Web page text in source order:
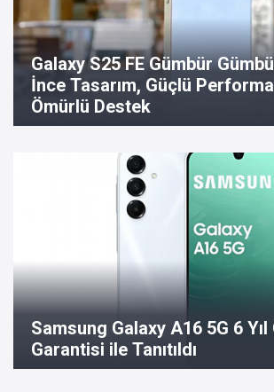
Galaxy S25 FE Gümbür
İnce Tasarım, Güçlü
Ömürlü Destek
Samsung Galaxy A16 5G 6
Garantisi ile Tanıtıldı